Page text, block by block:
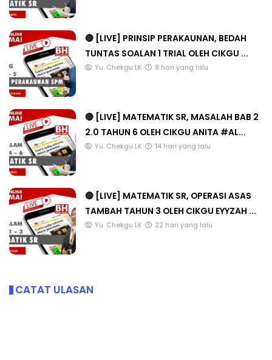
🔴 [LIVE] PRINSIP PERAKAUNAN, BEDAH
TUNTAS SOALAN 1 TRIAL OLEH CIKGU ...
Yu. Chekgu LK 8 hari yang lalu
🔴 [LIVE] MATEMATIK SR, MASALAH BAB 2
2.0 TAHUN 6 OLEH CIKGU ANITA #AL...
Yu. Chekgu LK 14 hari yang lalu
🔴 [LIVE] MATEMATIK SR, OPERASI ASAS
TAMBAH TAHUN 3 OLEH CIKGU EYYZAH ...
Yu. Chekgu LK 22 hari yang lalu
CATAT ULASAN